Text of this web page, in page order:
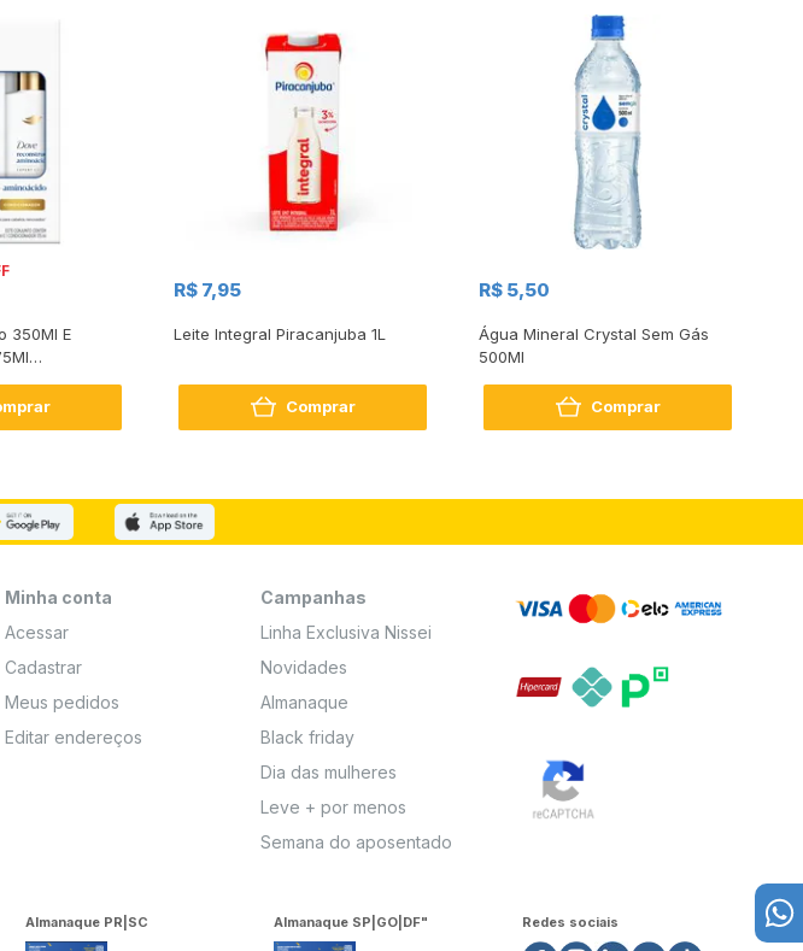
350Ml E
R$ 7,95
Leite Integral Piracanjuba 1L
Comprar
R$ 5,50
Água Mineral Crystal Sem Gás
500Ml
Comprar
Minha conta
Acessar
Cadastrar
Meus pedidos
Editar endereços
Campanhas
Linha Exclusiva Nissei
Novidades
Almanaque
Black friday
Dia das mulheres
Leve + por menos
Semana do aposentado
Almanaque PR|SC Almanaque SP|GO|DF" Redes sociais